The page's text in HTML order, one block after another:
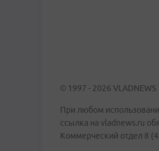
© 1997 - 2026 VLADNEWS
При любом
ссылка на vladnews.ru
Коммерческий отдел 8